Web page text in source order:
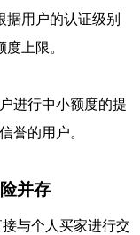
据用户的认证级别
上限。
进行中小额度的提
誉的用户。
并存
与个人买家进行交